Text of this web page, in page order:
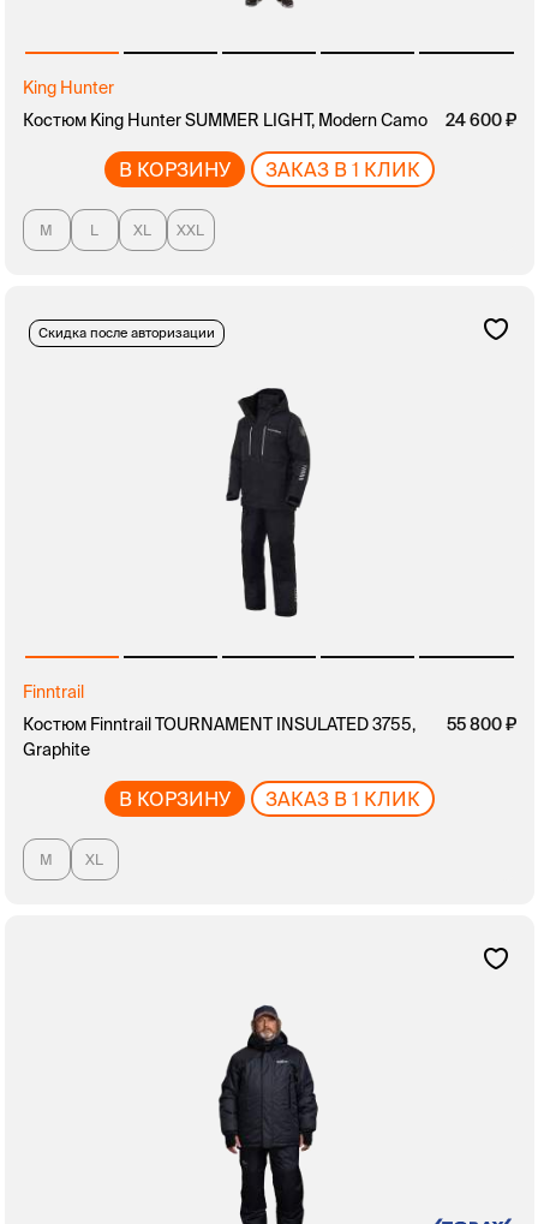
King Hunter
Костюм King Hunter SUMMER LIGHT, Modern Camo
24 600
В КОРЗИНУ ЗАКАЗ В 1 КЛИК
M L XL XXL
Скидка после авторизации
Finntrail
Костюм Finntrail TOURNAMENT INSULATED 3755,
Graphite
55 800
В КОРЗИНУ ЗАКАЗ В 1 КЛИК
M XL